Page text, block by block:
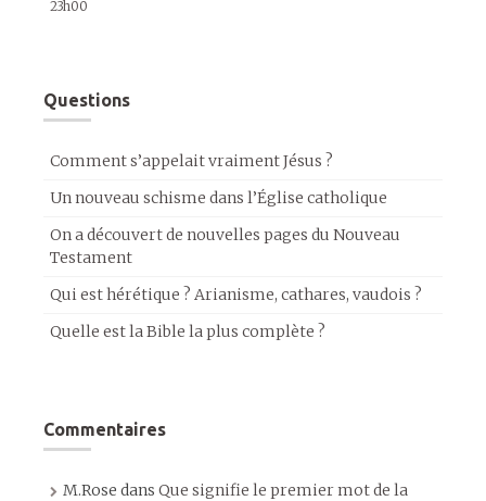
23h00
Questions
Comment s’appelait vraiment Jésus ?
Un nouveau schisme dans l’Église catholique
On a découvert de nouvelles pages du Nouveau
Testament
Qui est hérétique ? Arianisme, cathares, vaudois ?
Quelle est la Bible la plus complète ?
Commentaires
M.Rose dans Que signifie le premier mot de la